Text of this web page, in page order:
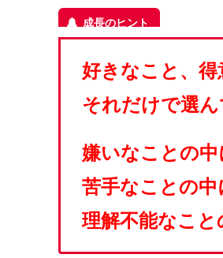
好きなこと、得
それだけで選
嫌いなことの
苦手なことの
理解不能なこと